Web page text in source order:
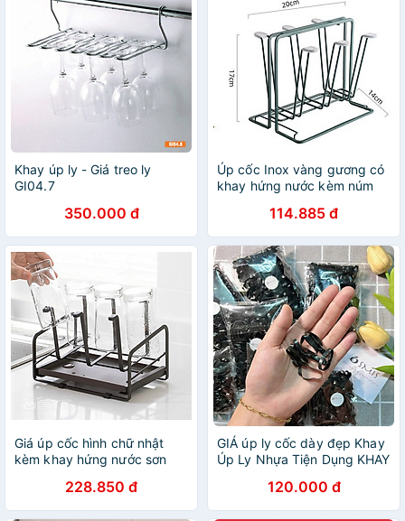
Khay úp ly - Giá treo ly
GI04.7
350.000 đ
Úp cốc Inox vàng gương có
khay hứng nước kèm núm
114.885 đ
Giá úp cốc hình chữ nhật
kèm khay hứng nước sơn
228.850 đ
GIÁ úp ly cốc dày đẹp Khay
Úp Ly Nhựa Tiện Dụng KHAY
120.000 đ